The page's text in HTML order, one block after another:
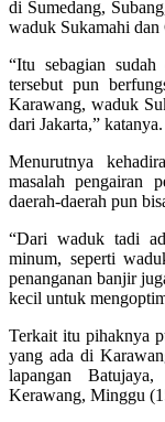
di Sumedang,
waduk Sukamahi
“Itu sebagian
tersebut pun
Karawang, waduk
dari Jakarta,” katanya.
Menurutnya
masalah pengairan
daerah-daerah pun
“Dari waduk tadi
minum, seperti
penanganan banjir
kecil untuk
Terkait itu pihaknya
yang ada di
lapangan
Kerawang, Minggu